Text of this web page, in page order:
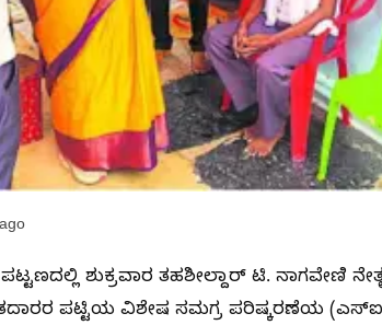
ಪಟ್ಟಣದಲ್ಲಿ ಶುಕ್ರವಾರ ತಹಶೀಲ್ದಾರ್‌ ಟಿ. ನಾಗವೇಣಿ
ಪಟ್ಟಿಯ ವಿಶೇಷ ಸಮಗ್ರ ಪರಿಷ್ಕರಣೆಯ